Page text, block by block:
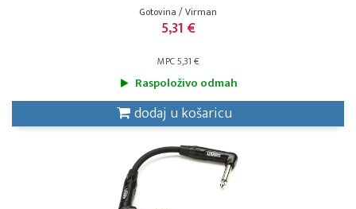
Gotovina / Virman
5,31 €
MPC 5,31 €
Raspoloživo odmah
dodaj u košaricu